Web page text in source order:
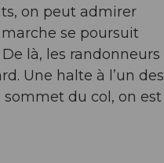
on peut admirer
se poursuit
là, les randonneurs
Une halte à l’un des
du col, on est